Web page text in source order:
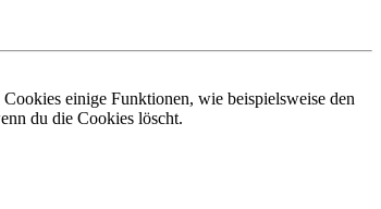
einige Funktionen, wie beispielsweise den
du die Cookies löscht.